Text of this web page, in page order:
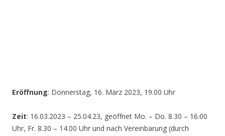
Eröffnung: Donnerstag, 16. März 2023, 19.00 Uhr
Zeit: 16.03.2023 – 25.04.23, geöffnet Mo. – Do. 8.30 – 16.00
Uhr, Fr. 8.30 – 14.00 Uhr und nach Vereinbarung (durch